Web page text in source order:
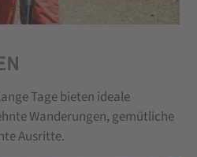
Tage bieten ideale
Wanderungen, gemütliche
Ausritte.